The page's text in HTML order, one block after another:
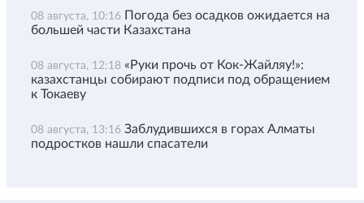
08 августа, 10:16 Погода без осадков ожидается на
большей части Казахстана
08 августа, 12:18 «Руки прочь от Кок-Жайляу!»:
казахстанцы собирают подписи под обращением
к Токаеву
08 августа, 13:16 Заблудившихся в горах Алматы
подростков нашли спасатели